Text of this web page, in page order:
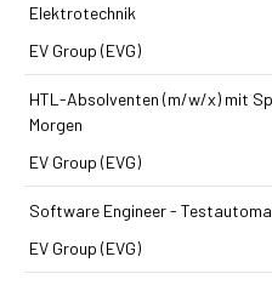
Elektrotechnik
EV Group (EVG)
HTL-Absolventen (m/w/x) mit
Morgen
EV Group (EVG)
Software Engineer -
EV Group (EVG)